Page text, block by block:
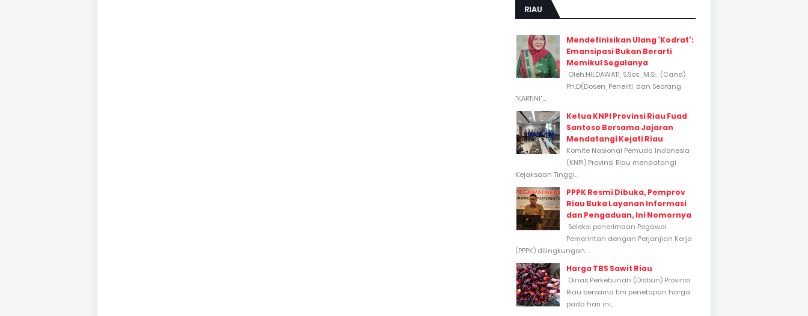
RIAU
Mendefinisikan Ulang 'Kodrat':
Emansipasi Bukan Berarti
Memikul Segalanya
Oleh:HILDAWATI, S.Sos., M.Si., (Cand)
Ph.D(Dosen, Peneliti, dan Seorang
"KARTINI"...
Ketua KNPI Provinsi Riau Fuad
Santoso Bersama Jajaran
Mendatangi Kejati Riau
Komite Nasional Pemuda Indonesia
(KNPI) Provinsi Riau mendatangi
Kejaksaan Tinggi...
PPPK Resmi Dibuka, Pemprov
Riau Buka Layanan Informasi
dan Pengaduan, Ini Nomornya
Seleksi penerimaan Pegawai
Pemerintah dengan Perjanjian Kerja
(PPPK) dilingkungan...
Harga TBS Sawit Riau
Dinas Perkebunan (Disbun) Provinsi
Riau bersama tim penetapan harga
pada hari ini,...